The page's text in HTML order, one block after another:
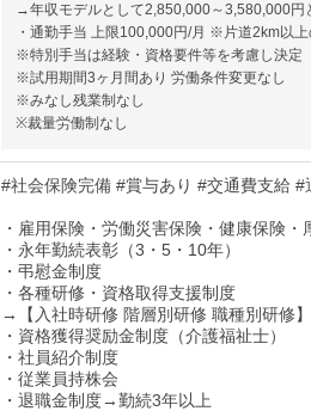
→年収モデルとして2,850,000～3,580,000円
・通勤手当 上限100,000円/月 ※片道2km以
※特別手当は経験・資格要件等を考慮し決定
※試用期間3ヶ月間あり 労働条件変更なし
※みなし残業制なし
※裁量労働制なし
#社会保険完備 #賞与あり #交通費支給 #
・雇用保険・労働災害保険・健康保険・
・永年勤続表彰（3・5・10年）
・弔慰金制度
・各種研修・資格取得支援制度
→【入社時研修 階層別研修 職種別研修
・資格獲得奨励金制度（介護福祉士）
・社員紹介制度
・従業員持株会
・退職金制度→勤続3年以上